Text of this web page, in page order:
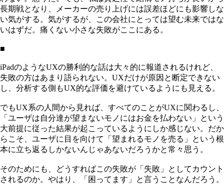
長期戦となり、メーカーの売り上げには誤差ほどにも影響しな
い気がする。気がするが、この会社にとっては望む未来ではな
いはずだ。痛くない小さな失敗がここにある。
■
iPadのようなUXの勝利的な話は大々的に報道されるけれど、
失敗の方はあまり語られない。UXだけが原因と断定できない
し、分析する側もUX的な評価を避けているようにも見える。
でもUX系の人間から見れば、すべてのことがUXに関わるし、
「ユーザは自分達が望まないモノにはお金を払わない」という
大前提に従った結果が起こっているようにしか感じない。だか
らこそ、ユーザに目を向けて「望まれるモノを売る」という根
本に立ち返るしかないんじゃあないだろうかと常々思う。
そのためにも、どうすればこの失敗が「失敗」としてカウント
されるのか。やはり、「困ってます」と言うことなんだろう。